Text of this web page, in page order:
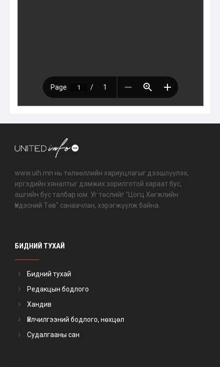
www.uih.mn нь төлөөллийн хариуцлагыг дээшлүүлэх,
иргэдийн хяналтыг дэмжих зорилготой хараат бус,
ашгийн бус талбар юм. Уг төслийг "Цогц Хөгжлийн
Үндэсний Төв" санаачлан, хэрэгжүүлж байна.
БИДНИЙ ТУХАЙ
Бидний тухай
Редакцын бодлого
Хандив
Үйлчилгээний бодлого, нөхцөл
Судалгааны сан